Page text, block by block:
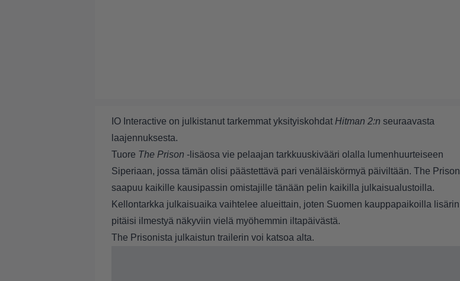
IO Interactive on julkistanut tarkemmat yksityiskohdat Hitman 2:n seuraavasta
laajennuksesta.
Tuore The Prison -lisäosa vie pelaajan tarkkuuskivääri olalla lumenhuurteiseen
Siperiaan, jossa tämän olisi päästettävä pari venäläiskörmyä päiviltään. The Prison
saapuu kaikille kausipassin omistajille tänään pelin kaikilla julkaisualustoilla.
Kellontarkka julkaisuaika vaihtelee alueittain, joten Suomen kauppapaikoilla lisärin
pitäisi ilmestyä näkyviin vielä myöhemmin iltapäivästä.
The Prisonista julkaistun trailerin voi katsoa alta.